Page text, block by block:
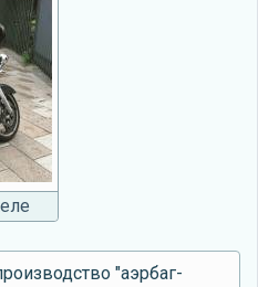
"аэрбаг-